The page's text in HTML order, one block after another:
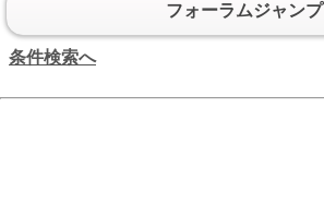
フォーラムジャンプ
条件検索へ